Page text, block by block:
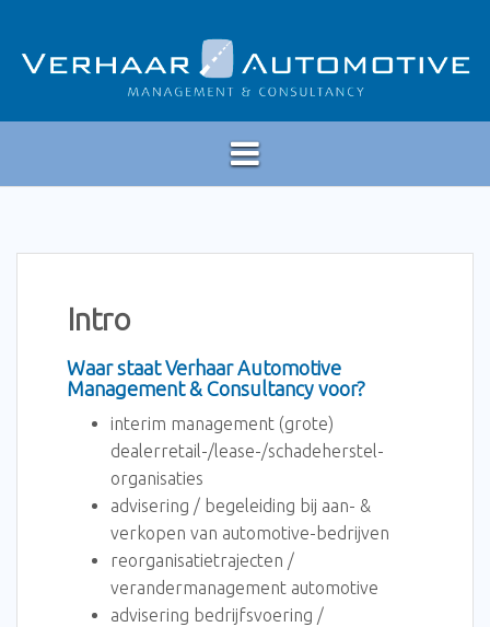
inhoud
Intro
Waar staat Verhaar Automotive
Management & Consultancy voor?
interim management (grote)
dealerretail-/lease-/schadeherstel-
organisaties
advisering / begeleiding bij aan- &
verkopen van automotive-bedrijven
reorganisatietrajecten /
verandermanagement automotive
advisering bedrijfsvoering /